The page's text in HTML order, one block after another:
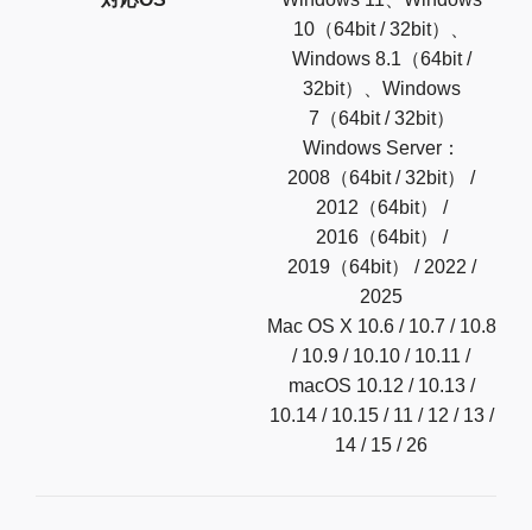
10（64bit / 32bit）、
Windows 8.1（64bit /
32bit）、Windows
7（64bit / 32bit）
Windows Server：
2008（64bit / 32bit） /
2012（64bit） /
2016（64bit） /
2019（64bit） / 2022 /
2025
Mac OS X 10.6 / 10.7 / 10.8
/ 10.9 / 10.10 / 10.11 /
macOS 10.12 / 10.13 /
10.14 / 10.15 / 11 / 12 / 13 /
14 / 15 / 26